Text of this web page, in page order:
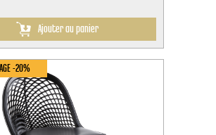
Ajouter au panier
-20%